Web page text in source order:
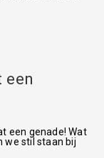
een
een genade! Wat
we stil staan bij